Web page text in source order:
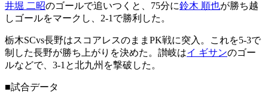
井堀 二昭のゴールで追いつくと、75分に鈴木 順也が勝ち越
しゴールをマークし、2-1で勝利した。
栃木SCvs長野はスコアレスのままPK戦に突入。これを5-3で
制した長野が勝ち上がりを決めた。讃岐はイ ギサンのゴー
ルなどで、3-1と北九州を撃破した。
■試合データ